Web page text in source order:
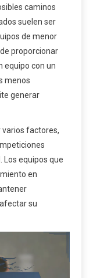
caminos
suelen ser
de menor
proporcionar
equipo con un
menos
generar
varios factores,
Los equipos que
en
su